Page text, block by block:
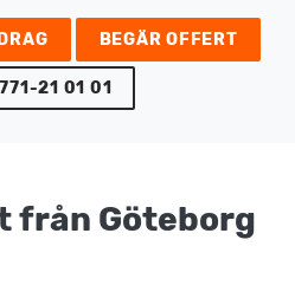
BEGÄR OFFERT
21 01 01
från Göteborg